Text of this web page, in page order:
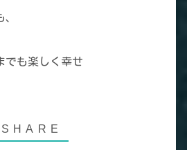
でも楽しく幸せ